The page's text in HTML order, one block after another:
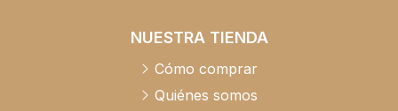
NUESTRA TIENDA
Cómo comprar
Quiénes somos